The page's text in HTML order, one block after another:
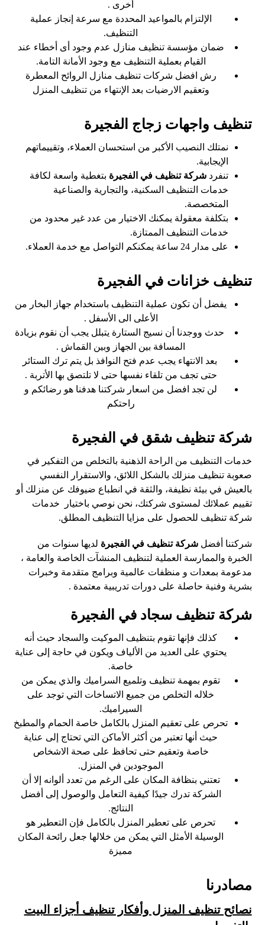
أخرى .
الإلتزام بالمواعيد المحددة مع سرعة إنجاز عملية
التنظيف.
ضمان مؤسسة تنظيف منازل عدم وجود أى أخطاء عند
القيام بعملية التنظيف مع وجود الأمانة التامة.
رش افضل شركات تنظيف منازل الروائح المعطرة
وتعقيم الارضيات بعد الإنتهاء من تنظيف المنزل
تنظيف واجهات زجاج الفجيرة
نمتلك النصيب الأكبر من استحسان العملاء، وتقييماتهم
الإيجابية.
تنفردشركة تنظيف في الفجيرة بتغطية واسعة لكافة
خدمات التنظيف السكنية، والتجارية والصناعية
المتخصصة.
بتكلفة معقولة يمكنك الاختيار من عدد غير محدود من
خدمات التنظيف الممتازة.
على مدار 24 ساعة يمكنكم التواصل مع خدمة العملاء.
تنظيف خزانات في الفجيرة
يفضل أن تكون عملية التنظيف باستخدام جهاز البخار من
الأعلى الى الأسفل .
حدث ووجدنا أن نسيج الستارة يتبلل يجب أن نقوم بزيادة
المسافة بين الجهاز وبين القماش .
بعد الانتهاء يجب عدم فتح النوافذ بل يتم ترك الستائر
حتى تجف من تلقاء نفسها حتى لا تلتصق بها الأتربة .
لن تجد افضل من اسعار شركتنا هدفنا هو رضائكم و
راحتكم
شركة تنظيف شقق في الفجيرة
خدمات التنظيف من الراحة الذهنية بالتخلص من التفكير في
صعوبة تنظيف منزلك بالشكل اللائق، والاستقرار النفسي
بالعيش في بيئة نظيفة، والثقة في انطباع ضيوفك عن منزلك أو
تقييم عملائك لمستوى شركتك، نحن نوصي باختيار خدمات
شركة تنظيف للحصول على مزايا التنظيف المطلق.
شركتنا أفضلشركة تنظيف في الفجيرة لديها سنوات من
الخبرة والممارسة العملية لتنظيف المنشآت الخاصة والعامة ،
مدعومة بمعدات و منظفات عالمية وبرامج متقدمة وخبرات
بشرية وفنية حاصلة على دورات تدريبية معتمدة .
شركة تنظيف سجاد في الفجيرة
كذلك فإنها تقوم بتنظيف الموكيت والسجاد حيث أنه
يحتوي على العديد من الألياف ويكون في حاجة إلى عناية
خاصة.
تقوم بمهمة تنظيف وتلميع السراميك والذي يمكن من
خلاله التخلص من جميع الاتساخات التي توجد على
السيراميك.
تحرص على تعقيم المنزل بالكامل خاصة الحمام والمطبخ
حيث أنها تعتبر من أكثر الأماكن التي تحتاج إلى عناية
خاصة وتعقيم حتى تحافظ على صحة الاشخاص
الموجودين في المنزل.
تعتني بنظافة المكان على الرغم من تعدد ألوانه إلا أن
الشركة تدرك جيدًا كيفية التعامل والوصول إلى أفضل
النتائج.
تحرص على تعطير المنزل بالكامل فإن التعطير هو
الوسيلة الأمثل التي يمكن من خلالها جعل رائحة المكان
مميزة
مصادرنا
نصائح تنظيف المنزل وأفكار تنظيف أجزاء البيت